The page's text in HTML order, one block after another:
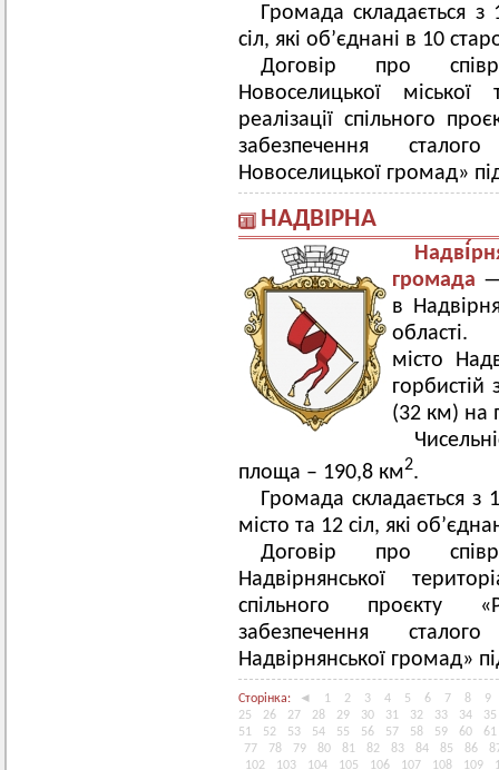
Громада складається з
сіл, які об’єднані в 10
Договір про
Новоселицької
реалізації спільного
забезпечення
Новоселицької громад»
НАДВІРНА
громада
в
місто
горбистій
(32 км) на
площа – 190,8 км2.
Громада складається з
місто та 12 сіл, які
Договір про
Надвірнянської
спільного проєкту
забезпечення
Надвірнянської громад»
Сторінка: ◄ 1 2 3 4 5 6 7 8
9
25
26 27 28 29 30 31 32 33 34
35
51
52 53 54 55 56 57 58 59 60
61
77
78 79 80 81 82 83 84 85 86
102
103 104 105 106 107 108 109